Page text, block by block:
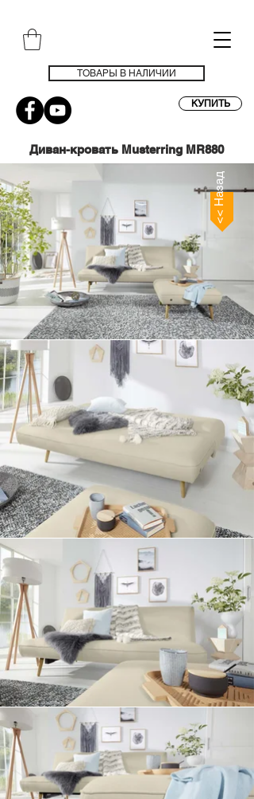
ТОВАРЫ В НАЛИЧИИ
КУПИТЬ
Диван-кровать Musterring MR880
<< Назад